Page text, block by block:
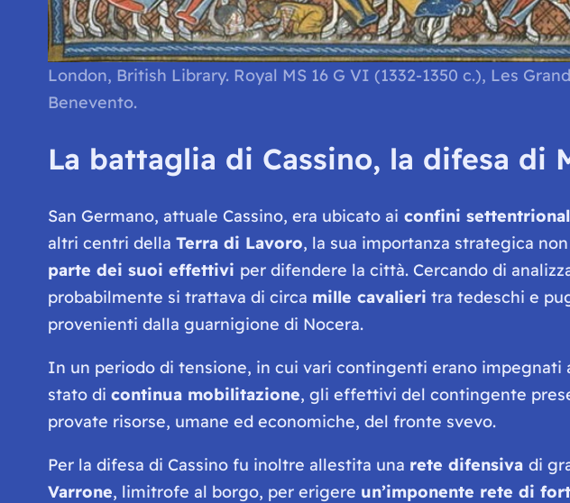
London, British Library. Royal MS 16 G VI (1332-1350 c.), Les
Benevento.
La battaglia di Cassino, la difesa di
San Germano, attuale Cassino, era ubicato ai confini
altri centri della Terra di Lavoro, la sua importanza strategica
parte dei suoi effettivi per difendere la città. Cercando di
probabilmente si trattava di circa mille cavalieri tra tedeschi e
provenienti dalla guarnigione di Nocera.
In un periodo di tensione, in cui vari contingenti erano impegnati
stato di continua mobilitazione, gli effettivi del contingente
provate risorse, umane ed economiche, del fronte svevo.
Per la difesa di Cassino fu inoltre allestita una rete difensiva di
Varrone, limitrofe al borgo, per erigere un’imponente rete di